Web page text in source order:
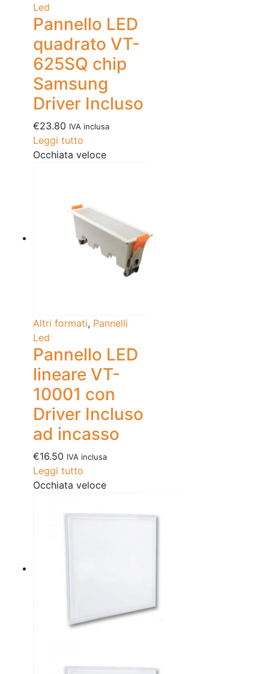
Led
Pannello LED
quadrato VT-
625SQ chip
Samsung
Driver Incluso
€23.80 IVA inclusa
Leggi tutto
Occhiata veloce
Altri formati, Pannelli
Led
Pannello LED
lineare VT-
10001 con
Driver Incluso
ad incasso
€16.50 IVA inclusa
Leggi tutto
Occhiata veloce